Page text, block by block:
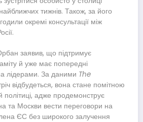
тижнів. Також, за його
окремі консультації між
заявив, що підтримує
й уже має попередні
лідерами. За даними The
відбудеться, вона стане помітною
політиці, адже продемонструє
та Москви вести переговори на
ЄС без широкого залучення